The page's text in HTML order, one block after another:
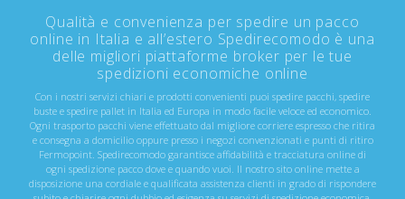
Qualità e convenienza per spedire un pacco
online in Italia e all’estero Spedirecomodo è una
delle migliori piattaforme broker per le tue
spedizioni economiche online
Con i nostri servizi chiari e prodotti convenienti puoi spedire pacchi, spedire
buste e spedire pallet in Italia ed Europa in modo facile veloce ed economico.
Ogni trasporto pacchi viene effettuato dal migliore corriere espresso che ritira
e consegna a domicilio oppure presso i negozi convenzionati e punti di ritiro
Fermopoint. Spedirecomodo garantisce affidabilità e tracciatura online di
ogni spedizione pacco dove e quando vuoi. Il nostro sito online mette a
disposizione una cordiale e qualificata assistenza clienti in grado di rispondere